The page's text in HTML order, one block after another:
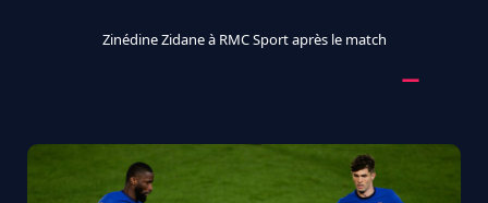
Zinédine Zidane à RMC Sport après le match